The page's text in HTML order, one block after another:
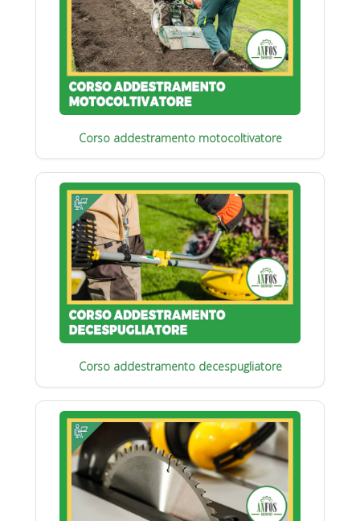
Corso addestramento motocoltivatore
Corso addestramento decespugliatore